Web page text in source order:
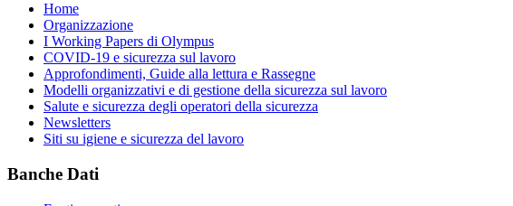
Home
Organizzazione
I Working Papers di Olympus
COVID-19 e sicurezza sul lavoro
Approfondimenti, Guide alla lettura e Rassegne
Modelli organizzativi e di gestione della sicurezza sul lavoro
Salute e sicurezza degli operatori della sicurezza
Newsletters
Siti su igiene e sicurezza del lavoro
Banche Dati